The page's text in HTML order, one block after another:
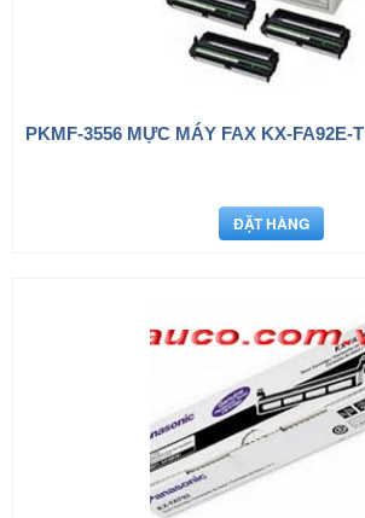
PKMF-3556 MỰC MÁY FAX KX-FA92E-T